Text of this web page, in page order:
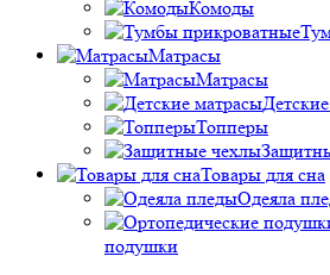
Комоды
Матрасы
Матрасы
Топперы
Товары для сна
Одеяла
подушки